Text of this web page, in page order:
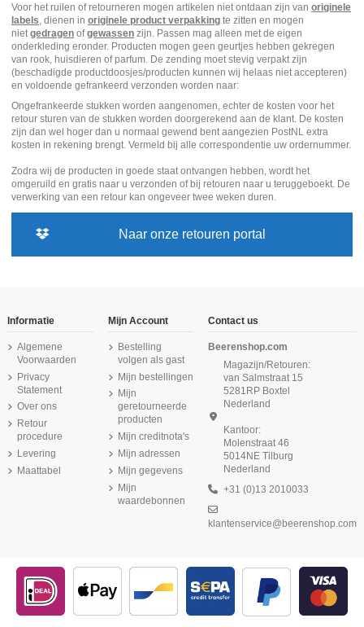
Voor het ruilen of retourneren mogen artikelen niet ontdaan zijn van originele
labels , dienen in originele product verpakking te zitten en mogen
niet gedragen ofgewassen zijn. Passen mag alleen met de eigen
onderkleding eronder. Producten mogen geen geurtjes hebben gekregen
van rook, huisdieren of parfum. De zending moet stevig verpakt zijn
(beschadigde productdoosjes/producten kunnen wij helaas niet accepteren)
en voldoende gefrankeerd verzonden worden naar:
Ongefrankeerde stukken worden aangenomen, echter de kosten voor het
retour sturen van de stukken worden doorgerekend aan de klant. De kosten
zijn dan wel hoger dan u normaal gewend bent aangezien PostNL extra
kosten in rekening brengt. Vermeld bij alle correspondentie uw ordernummer.
Zodra wij de producten in goede staat ontvangen hebben, wordt het
omgeruild en gratis naar u verzonden of bij retouren naar u teruggeboekt. De
verwerking van een retour kan ongeveer twee weken duren.
Naar onze retouren portal
Informatie
Algemene
Voorwaarden
Privacy
Statement
Over ons
Retour
procedure
Levering
Maattabel
Mijn Account
Bestelling
volgen als gast
Mijn bestellingen
Mijn
geretourneerde
producten
Mijn creditnota's
Mijn adressen
Mijn gegevens
Mijn
waardebonnen
Contact us
Beerenshop.com
Magazijn/Retouren:
van Salmstraat 15
5281RP Boxtel
Nederland
Kantoor:
Molenstraat 46
5014NE Tilburg
Nederland
+31 (0)13 2010033
klantenservice@beerenshop.com